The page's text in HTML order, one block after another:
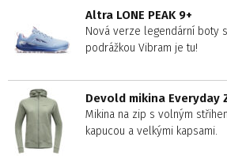
Altra LONE PEAK 9+
Nová verze legendární boty
podrážkou Vibram je tu!
Devold mikina Everyday
Mikina na zip s volným
kapucou a velkými kapsami.